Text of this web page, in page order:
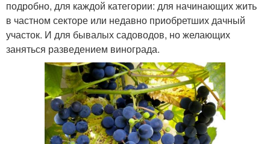
подробно, для каждой категории: для начинающих жить
в частном секторе или недавно приобретших дачный
участок. И для бывалых садоводов, но желающих
заняться разведением винограда.